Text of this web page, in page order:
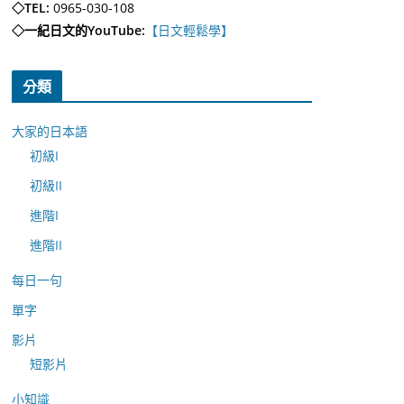
◇TEL: 0965-030-108
◇一紀日文的YouTube: 【日文輕鬆學】
分類
大家的日本語
初級I
初級II
進階I
進階II
每日一句
單字
影片
短影片
小知識